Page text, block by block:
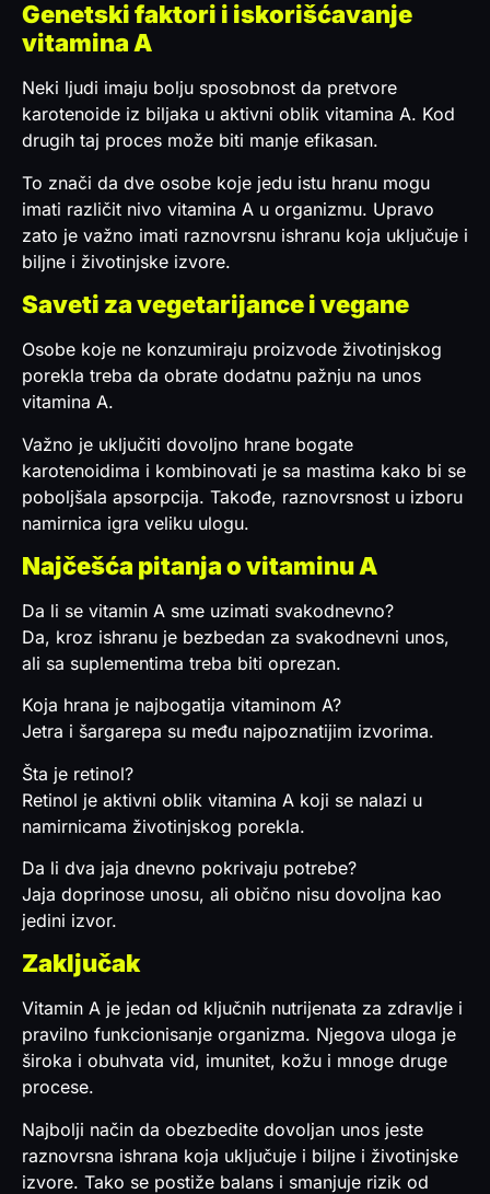
Genetski faktori i iskorišćavanje
vitamina A
Neki ljudi imaju bolju sposobnost da pretvore
karotenoide iz biljaka u aktivni oblik vitamina A. Kod
drugih taj proces može biti manje efikasan.
To znači da dve osobe koje jedu istu hranu mogu
imati različit nivo vitamina A u organizmu. Upravo
zato je važno imati raznovrsnu ishranu koja uključuje i
biljne i životinjske izvore.
Saveti za vegetarijance i vegane
Osobe koje ne konzumiraju proizvode životinjskog
porekla treba da obrate dodatnu pažnju na unos
vitamina A.
Važno je uključiti dovoljno hrane bogate
karotenoidima i kombinovati je sa mastima kako bi se
poboljšala apsorpcija. Takođe, raznovrsnost u izboru
namirnica igra veliku ulogu.
Najčešća pitanja o vitaminu A
Da li se vitamin A sme uzimati svakodnevno?
Da, kroz ishranu je bezbedan za svakodnevni unos,
ali sa suplementima treba biti oprezan.
Koja hrana je najbogatija vitaminom A?
Jetra i šargarepa su među najpoznatijim izvorima.
Šta je retinol?
Retinol je aktivni oblik vitamina A koji se nalazi u
namirnicama životinjskog porekla.
Da li dva jaja dnevno pokrivaju potrebe?
Jaja doprinose unosu, ali obično nisu dovoljna kao
jedini izvor.
Zaključak
Vitamin A je jedan od ključnih nutrijenata za zdravlje i
pravilno funkcionisanje organizma. Njegova uloga je
široka i obuhvata vid, imunitet, kožu i mnoge druge
procese.
Najbolji način da obezbedite dovoljan unos jeste
raznovrsna ishrana koja uključuje i biljne i životinjske
izvore. Tako se postiže balans i smanjuje rizik od